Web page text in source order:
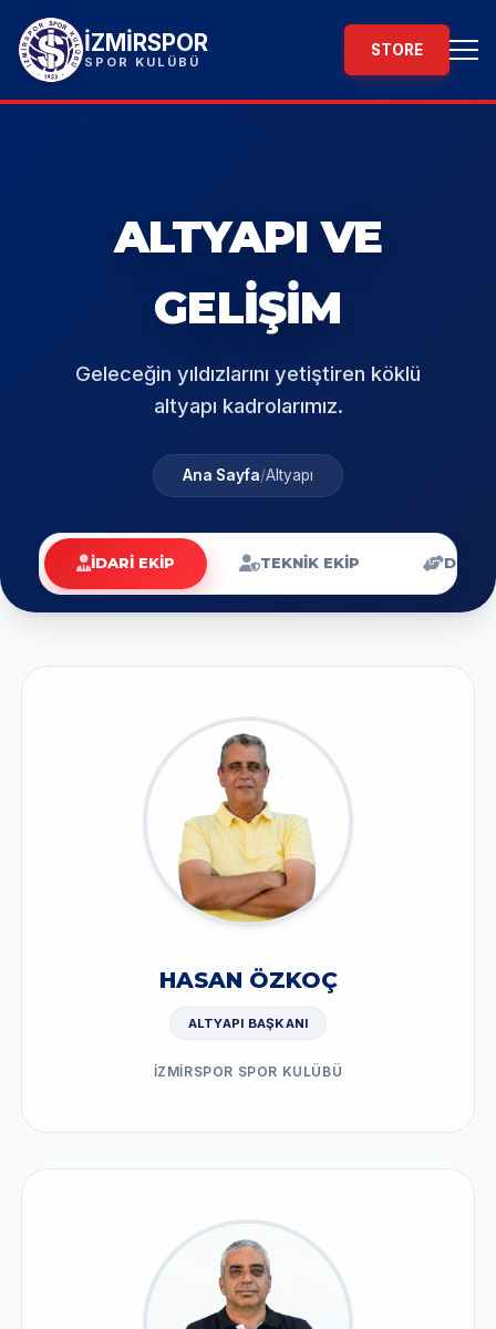
İZMİRSPOR
SPOR KULÜBÜ
STORE
ALTYAPI VE
GELİŞİM
Geleceğin yıldızlarını yetiştiren köklü
altyapı kadrolarımız.
Ana Sayfa/Altyapı
İDARİ EKİP TEKNİK EKİP
HASAN ÖZKOÇ
ALTYAPI BAŞKANI
İZMİRSPOR SPOR KULÜBÜ